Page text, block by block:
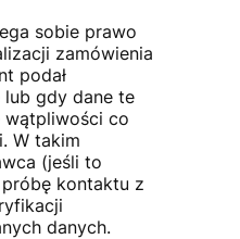
sobie prawo
zamówienia
podał
lub gdy dane te
wątpliwości co
W takim
(jeśli to
kontaktu z
danych.